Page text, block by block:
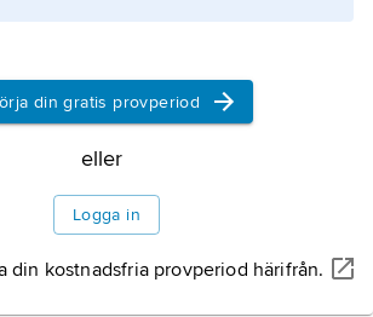
din gratis provperiod
eller
Logga in
din kostnadsfria provperiod härifrån.